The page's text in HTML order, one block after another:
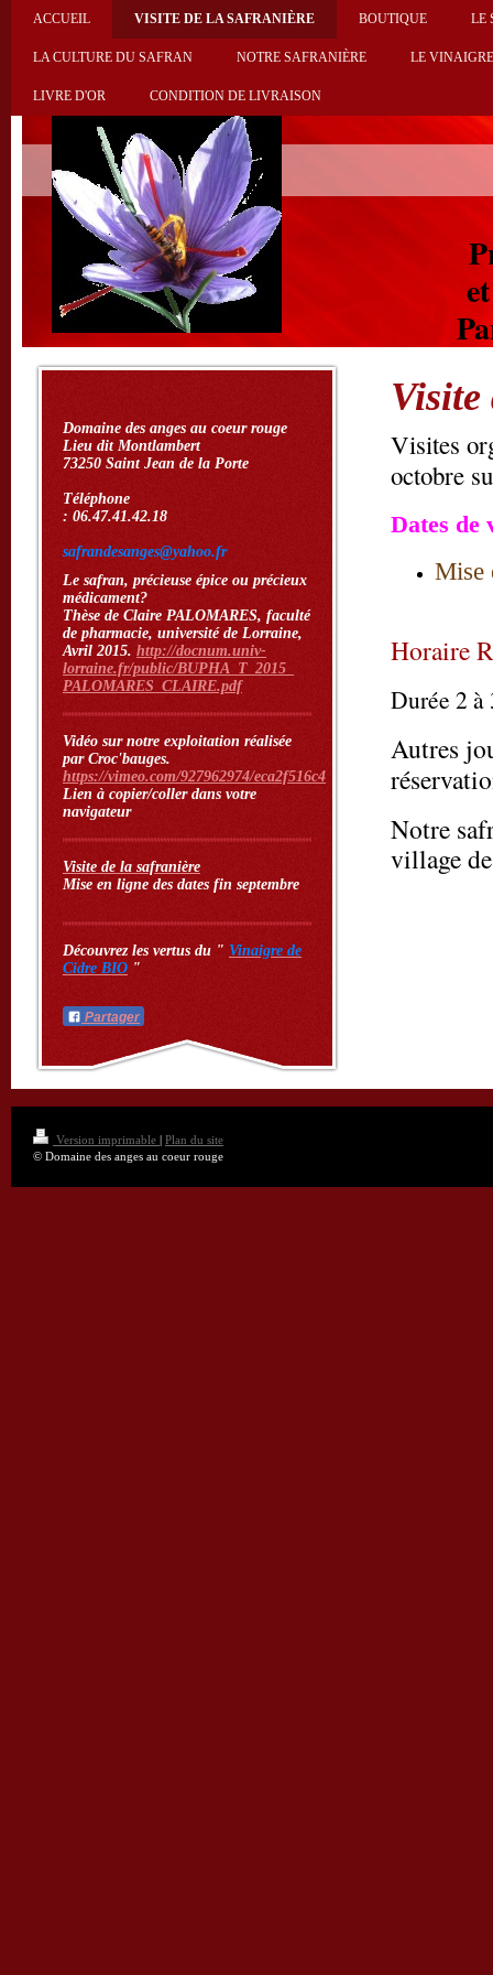
ACCUEIL VISITE DE LA SAFRANIÈRE BOUTIQUE LE
LA CULTURE DU SAFRAN NOTRE SAFRANIÈRE LE
LIVRE D'OR CONDITION DE LIVRAISON
Domaine des anges au coeur rouge
Lieu dit Montlambert
73250 Saint Jean de la Porte
Téléphone
: 06.47.41.42.18
safrandesanges@yahoo.fr
Le safran, précieuse épice ou précieux
médicament?
Thèse de Claire PALOMARES, faculté
de pharmacie, université de Lorraine,
Avril 2015. http://docnum.univ-
lorraine.fr/public/BUPHA_T_2015
PALOMARES_CLAIRE.pdf
Vidéo sur notre exploitation réalisée
par Croc'bauges.
https://vimeo.com/927962974/eca2f516c4
Lien à copier/coller dans votre
navigateur
Visite de la safranière
Mise en ligne des dates fin septembre
Découvrez les vertus du " Vinaigre de
Cidre BIO "
Partager
Visite
Visites
octobre
Dates de
Mise
Horaire
Durée 2 à
Autres
Notre
village
Version imprimable | Plan du site
© Domaine des anges au coeur rouge